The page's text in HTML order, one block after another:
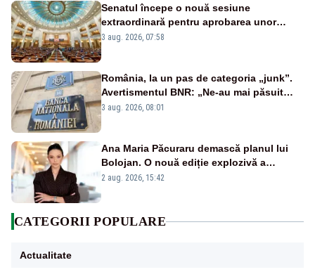
Senatul începe o nouă sesiune
extraordinară pentru aprobarea unor
jaloane din PNRR
3 aug. 2026, 07:58
România, la un pas de categoria „junk”.
Avertismentul BNR: „Ne-au mai păsuit
pentru câteva luni”
3 aug. 2026, 08:01
Ana Maria Păcuraru demască planul lui
Bolojan. O nouă ediție explozivă a
emisiunii „Miza Zilei” la Realitatea PLUS
2 aug. 2026, 15:42
CATEGORII POPULARE
Actualitate